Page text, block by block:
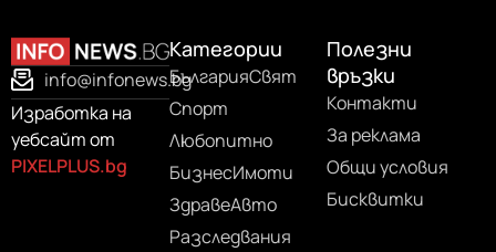
info@infonews.bg
Изработка на
уебсайт от
PIXELPLUS.bg
Категории
БългарияСвят
Спорт
Любопитно
БизнесИмоти
ЗдравеАвто
Разследвания
Полезни
връзки
Контакти
За реклама
Общи условия
Бисквитки